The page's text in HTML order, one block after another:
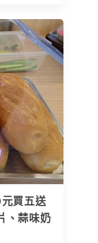
買五送
、蒜味奶